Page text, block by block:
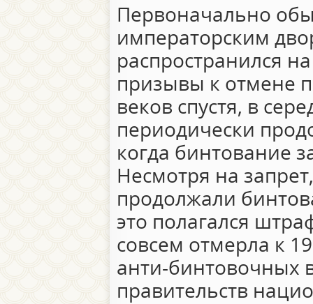
Первоначально
императорским
распространился
призывы к отмене
веков спустя, в
периодически
когда бинтование
Несмотря на
продолжали
это полагался
совсем отмерла к
анти-бинтовочных
правительств